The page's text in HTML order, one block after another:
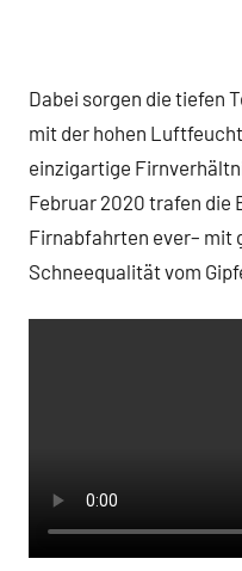
Dabei sorgen die tiefen
mit der hohen
einzigartige
Februar 2020 trafen die
Firnabfahrten ever– mit
Schneequalität vom